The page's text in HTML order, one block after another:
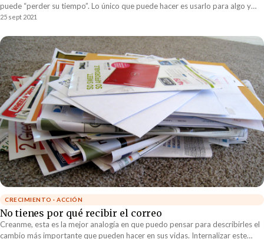
puede “perder su tiempo”. Lo único que puede hacer es usarlo para algo y
después arrepentirse de que lo usó para eso. Es a esto lo que usualmente se
tiempo como que si la persona no tuviera nada que ver con lo que pasó. La
realidad es otra, la persona claramente decidió utilizar el tiempo para hacer
lo que quería.
25 sept 2021
CRECIMIENTO · ACCIÓN
No tienes por qué recibir el correo
Creanme, esta es la mejor analogía en que puedo pensar para describirles el
cambio más importante que pueden hacer en sus vidas. Internalizar este